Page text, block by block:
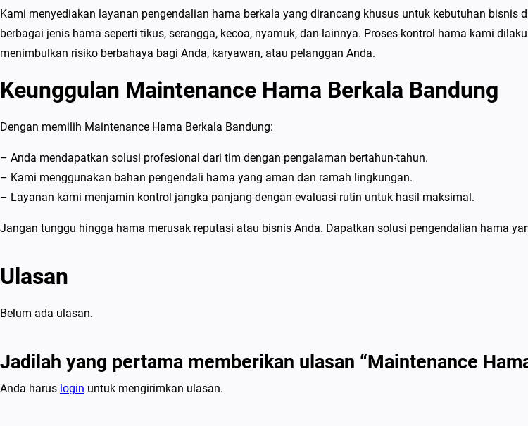
Kami menyediakan layanan pengendalian hama berkala yang dirancang khusus untuk kebutuhan
berbagai jenis hama seperti tikus, serangga, kecoa, nyamuk, dan lainnya. Proses kontrol hama kami
menimbulkan risiko berbahaya bagi Anda, karyawan, atau pelanggan Anda.
Keunggulan Maintenance Hama Berkala Bandung
Dengan memilih Maintenance Hama Berkala Bandung:
– Anda mendapatkan solusi profesional dari tim dengan pengalaman bertahun-tahun.
– Kami menggunakan bahan pengendali hama yang aman dan ramah lingkungan.
– Layanan kami menjamin kontrol jangka panjang dengan evaluasi rutin untuk hasil maksimal.
Jangan tunggu hingga hama merusak reputasi atau bisnis Anda. Dapatkan solusi pengendalian hama
Ulasan
Belum ada ulasan.
Jadilah yang pertama memberikan ulasan “Maintenance
Anda harus login untuk mengirimkan ulasan.